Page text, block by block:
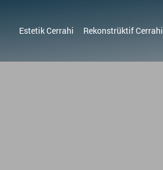
Estetik Cerrahi Rekonstrüktif Cerrahi